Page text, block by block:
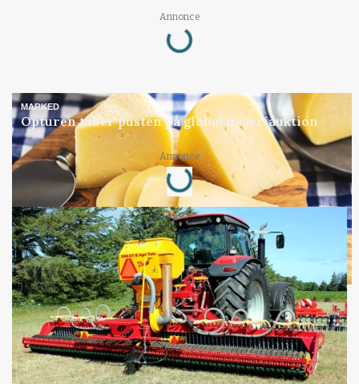
Annonce
Loading...
MARKED
Opturen taber pusten på global mejeriauktion
Annonce
Loading...